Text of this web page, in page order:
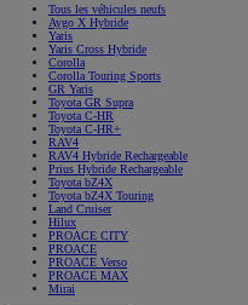
Tous les véhicules neufs
Aygo X Hybride
Yaris
Yaris Cross Hybride
Corolla
Corolla Touring Sports
GR Yaris
Toyota GR Supra
Toyota C-HR
Toyota C-HR+
RAV4
RAV4 Hybride Rechargeable
Prius Hybride Rechargeable
Toyota bZ4X
Toyota bZ4X Touring
Land Cruiser
Hilux
PROACE CITY
PROACE
PROACE Verso
PROACE MAX
Mirai